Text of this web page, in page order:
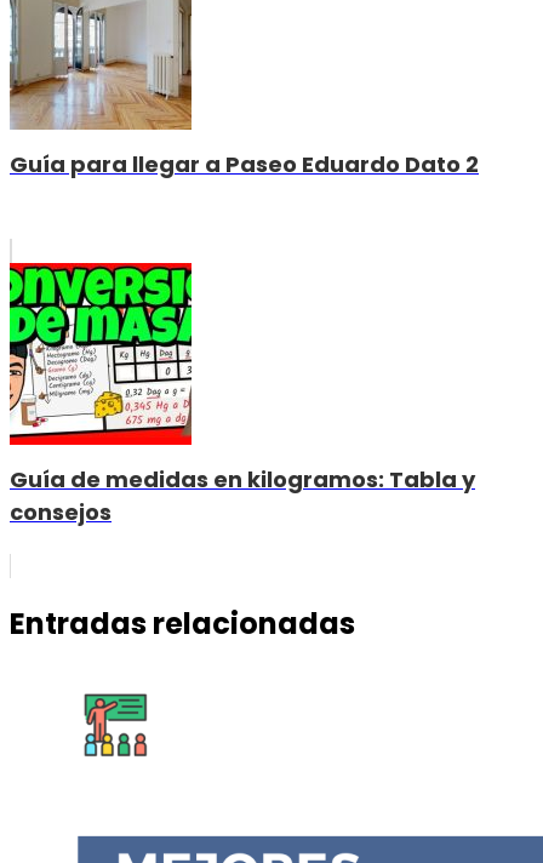
Guía para llegar a Paseo Eduardo Dato 2
Guía de medidas en kilogramos: Tabla y
consejos
Entradas relacionadas